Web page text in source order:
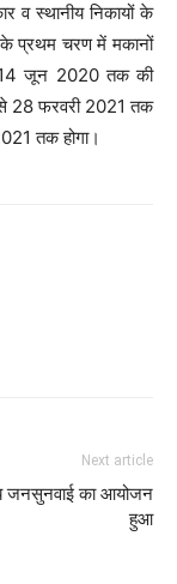
व स्थानीय निकायों के
के प्रथम चरण में मकानों
14 जून 2020 तक की
से 28 फरवरी 2021 तक
तक होगा।
Next article
जनसुनवाई का आयोजन
हुआ